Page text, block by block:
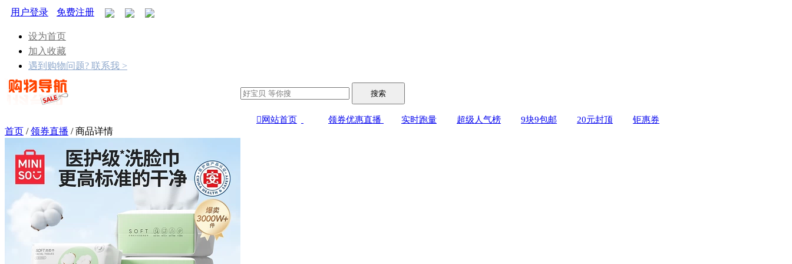
用户登录 免费注册
设为首页
加入收藏
遇到购物问题? 联系我 >
搜索
 网站首页 领券优惠直播 实时跑量 超级人气榜 9块9包邮 20元封顶 钜惠券
首页 /领券直播 /商品详情